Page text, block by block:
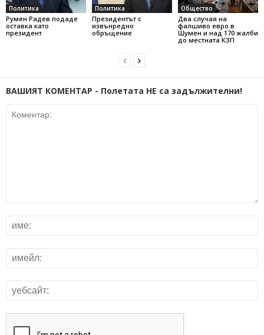
Политика
Румен Радев подаде
оставка като
президент
Политика
Президентът с
извънредно
обръщение
Общество
Два случая на
фалшиво евро в
Шумен и над 170 жалби
до местната КЗП
ВАШИЯТ КОМЕНТАР - Полетата НЕ са задължителни!